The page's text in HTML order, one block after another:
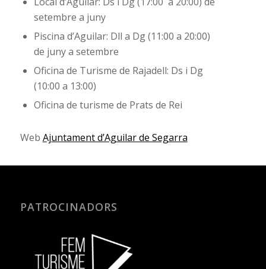
setembre a juny
Piscina d’Aguilar: Dll a Dg (11:00 a 20:00)
de juny a setembre
Oficina de Turisme de Rajadell: Ds i Dg
(10:00 a 13:00)
Oficina de turisme de Prats de Rei
Web Ajuntament d’Aguilar de Segarra
PATROCINADORS